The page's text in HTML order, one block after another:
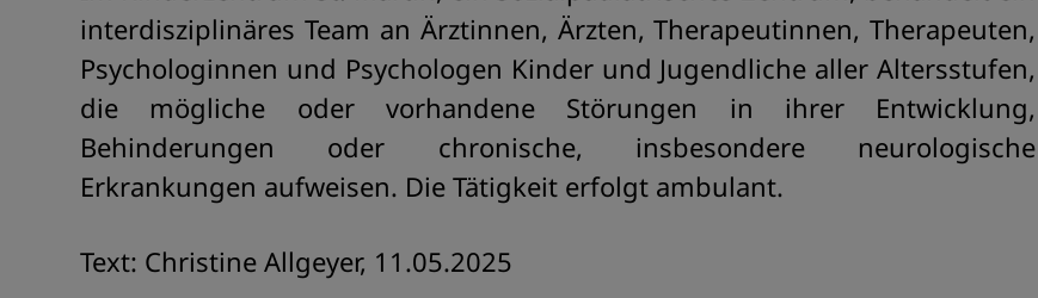
interdisziplinäres Team an Ärztinnen, Ärzten, Therapeutinnen, Therapeuten,
Psychologinnen und Psychologen Kinder und Jugendliche aller Altersstufen,
die mögliche oder vorhandene Störungen in ihrer Entwicklung,
Behinderungen oder chronische, insbesondere neurologische
Erkrankungen aufweisen. Die Tätigkeit erfolgt ambulant.
Text: Christine Allgeyer, 11.05.2025